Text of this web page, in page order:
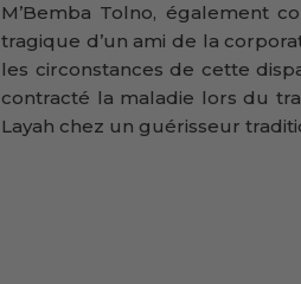
M’Bemba Tolno, également
tragique d’un ami de la
les circonstances de cette
contracté la maladie lors du
Layah chez un guérisseur